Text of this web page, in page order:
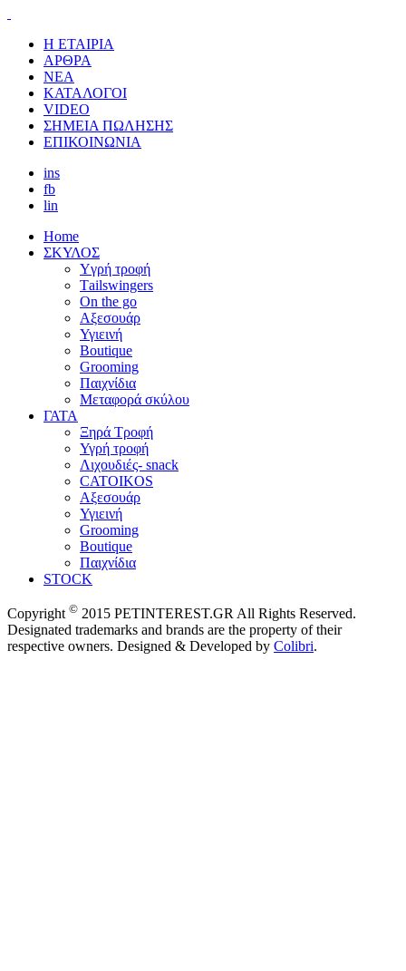
Η ΕΤΑΙΡΙΑ
ΑΡΘΡΑ
ΝΕΑ
ΚΑΤΑΛΟΓΟΙ
VIDEO
ΣΗΜΕΙΑ ΠΩΛΗΣΗΣ
ΕΠΙΚΟΙΝΩΝΙΑ
ins
fb
lin
Home
ΣΚΥΛΟΣ
Yγρή τροφή
Τailswingers
On the go
Αξεσουάρ
Υγιεινή
Boutique
Grooming
Παιχνίδια
Μεταφορά σκύλου
ΓΑΤΑ
Ξηρά Τροφή
Υγρή τροφή
Λιχουδιές- snack
CATOIKOS
Αξεσουάρ
Υγιεινή
Grooming
Boutique
Παιχνίδια
STOCK
Copyright © 2015 PETINTEREST.GR All Rights Reserved.
Designated trademarks and brands are the property of their
respective owners. Designed & Developed by Colibri.